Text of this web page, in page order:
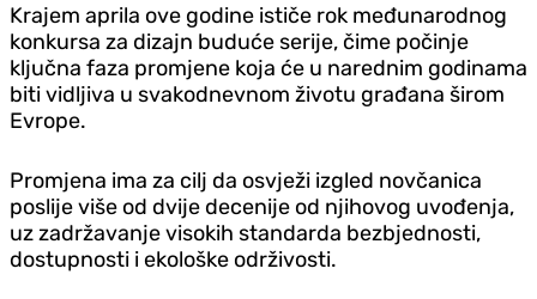
Krajem aprila ove godine ističe rok međunarodnog
konkursa za dizajn buduće serije, čime počinje
ključna faza promjene koja će u narednim godinama
biti vidljiva u svakodnevnom životu građana širom
Evrope.
Promjena ima za cilj da osvježi izgled novčanica
poslije više od dvije decenije od njihovog uvođenja,
uz zadržavanje visokih standarda bezbjednosti,
dostupnosti i ekološke održivosti.